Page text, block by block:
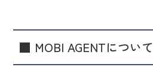
■ MOBI AGENTについて